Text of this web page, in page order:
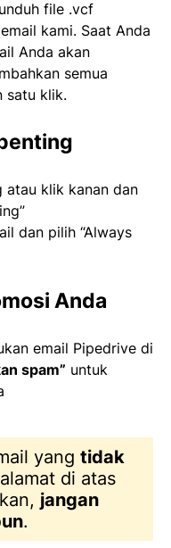
file .vcf
kami. Saat Anda
Anda akan
semua
satu klik.
atau klik kanan dan
dan pilih “Always
Anda
email Pipedrive di
spam” untuk
yang tidak
di atas
jangan
.